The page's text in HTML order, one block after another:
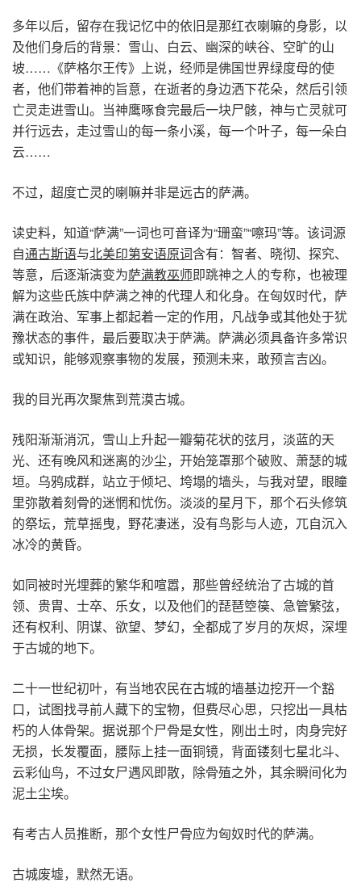
多年以后，留存在我记忆中的依旧是那红衣喇嘛的身影，以
及他们身后的背景：雪山、白云、幽深的峡谷、空旷的山
坡……《萨格尔王传》上说，经师是佛国世界绿度母的使
者，他们带着神的旨意，在逝者的身边洒下花朵，然后引领
亡灵走进雪山。当神鹰啄食完最后一块尸骸，神与亡灵就可
并行远去，走过雪山的每一条小溪，每一个叶子，每一朵白
云……
不过，超度亡灵的喇嘛并非是远古的萨满。
读史料，知道“萨满”一词也可音译为“珊蛮”“嚓玛”等。该词源
自通古斯语与北美印第安语原词含有：智者、晓彻、探究、
等意，后逐渐演变为萨满教巫师即跳神之人的专称，也被理
解为这些氏族中萨满之神的代理人和化身。在匈奴时代，萨
满在政治、军事上都起着一定的作用，凡战争或其他处于犹
豫状态的事件，最后要取决于萨满。萨满必须具备许多常识
或知识，能够观察事物的发展，预测未来，敢预言吉凶。
我的目光再次聚焦到荒漠古城。
残阳渐渐消沉，雪山上升起一瓣菊花状的弦月，淡蓝的天
光、还有晚风和迷离的沙尘，开始笼罩那个破败、萧瑟的城
垣。乌鸦成群，站立于倾圮、垮塌的墙头，与我对望，眼瞳
里弥散着刻骨的迷惘和忧伤。淡淡的星月下，那个石头修筑
的祭坛，荒草摇曳，野花凄迷，没有鸟影与人迹，兀自沉入
冰冷的黄昏。
如同被时光埋葬的繁华和喧嚣，那些曾经统治了古城的首
领、贵胄、士卒、乐女，以及他们的琵琶箜篌、急管繁弦，
还有权利、阴谋、欲望、梦幻，全都成了岁月的灰烬，深埋
于古城的地下。
二十一世纪初叶，有当地农民在古城的墙基边挖开一个豁
口，试图找寻前人藏下的宝物，但费尽心思，只挖出一具枯
朽的人体骨架。据说那个尸骨是女性，刚出土时，肉身完好
无损，长发覆面，腰际上挂一面铜镜，背面镂刻七星北斗、
云彩仙鸟，不过女尸遇风即散，除骨殖之外，其余瞬间化为
泥土尘埃。
有考古人员推断，那个女性尸骨应为匈奴时代的萨满。
古城废墟，默然无语。